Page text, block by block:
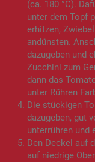
(ca. 180 °C).
unter dem Topf
erhitzen,
andünsten.
dazugeben und
Zucchini zum
dann das
unter Rühren
Die stückigen
dazugeben, gut
unterrühren und
Den Deckel auf
auf niedrige